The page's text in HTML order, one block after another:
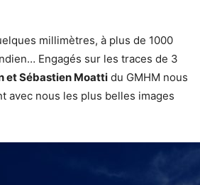
millimètres, à plus de 1000
Engagés sur les traces de 3
et Sébastien Moatti du GMHM nous
avec nous les plus belles images